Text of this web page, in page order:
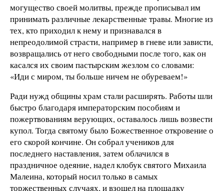
могущество своей молитвы, прежде прописывал им
принимать различные лекарственные травы. Многие из
тех, кто приходил к нему и признавался в
непреодолимой страсти, например в гневе или зависти,
возвращались от него свободными после того, как он
касался их своим пастырским жезлом со словами:
«Иди с миром, ты больше ничем не обуреваем!»
Ради нужд общины храм стали расширять. Работы шли
быстро благодаря императорским пособиям и
пожертвованиям верующих, оставалось лишь возвести
купол. Тогда святому было Божественное откровение о
его скорой кончине. Он собрал учеников для
последнего наставления, затем облачился в
праздничное одеяние, надел клобук святого Михаила
Малеина, который носил только в самых
торжественных случаях, и взошел на площадку